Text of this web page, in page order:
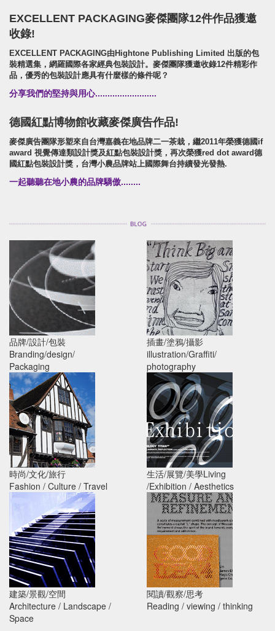
EXCELLENT PACKAGING麥傑團隊12件作品獲邀
收錄!
EXCELLENT PACKAGING由Hightone Publishing Limited 出版的包
裝精選集，網羅國際各家經典包裝設計。麥傑團隊獲邀收錄12件精彩作
品，優秀的包裝設計應具有什麼樣的條件呢？
分享我們的堅持與用心.........................
德國紅點博物館收藏麥傑廣告作品!
麥傑廣告團隊形塑來自台灣嘉義在地品牌二一茶栽，繼2011年榮獲德國if
award 視覺傳達類設計獎及紅點包裝設計獎，再次榮獲red dot award德
國紅點包裝設計獎，台灣小農品牌站上國際舞台持續發光發熱.
一起聽聽在地小農的品牌驕傲........
全球包裝設計趨勢
PACKAGING
TRENDS
品牌/設計/包裝
Branding/design/
Packaging
2021年全球最佳日曆
設計,你喜歡哪一款?
illustration/Graffiti
插畫/塗鴉/攝影
illustration/Graffiti/
photography
直升機變成獨特的酒店
房間
Fashion / Culture /
Travel
時尚/文化/旅行
Fashion / Culture / Travel
有愛，放馬過來!百大
名人創作公益展
Exhibition / Aesthetics
生活/展覽/美學Living
/Exhibition / Aesthetics
3D廢料設計美學
Architecture /
Landscape / Space
建築/景觀/空間
Architecture / Landscape /
Space
GOOD IDEA 4收錄麥
傑廣告作品
閱讀/觀察/思考
Reading / viewing / thinking